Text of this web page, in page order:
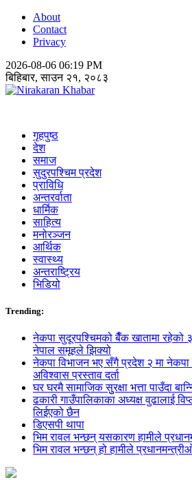
About
Contact
Privacy
2026-08-06 06:19 PM
बिहिबार, साउन २१, २०८३
गृहपुष्ठ
देश
समाज
सुदुरपश्चिम प्रदेश
प्राविधि
अन्तरर्वाता
धार्मिक
साहित्य
मनोरञ्जन
आर्थिक
स्वास्थ्य
अन्तराष्ट्रिय
भिडियो
Trending:
नेकपा सुदूरपश्चिमको बैँक खातामा रहेको
नेपाल समूहले झिक्य‍ो
नेकपा विभाजन भए सँगै प्रदेश २ मा नेकपा
अविश्वास प्रस्ताव दर्ता
घर घरमै सामाजिक सुुरक्षा भत्ता पाउँदा
ढकारी गाउँपालिकाका अध्यक्ष वुढालाई
लिईएको छैन
डिएसपी थापा
भिम रावल भन्छन् यसकारण हामीले
भिम रावल भन्छन् हो हामीले